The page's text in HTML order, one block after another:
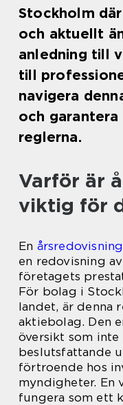
Stockholm
och aktuellt
anledning till
till
navigera
och
reglerna.
Varför är
viktig för
En
en redovisning
företagets
För bolag i
landet, är denna
aktiebolag. Den
översikt som
beslutsfattande
förtroende hos
myndigheter. En
fungera som ett